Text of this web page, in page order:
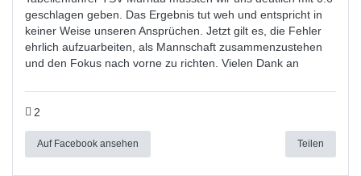
geschlagen geben. Das Ergebnis tut weh und entspricht in
keiner Weise unseren Ansprüchen. Jetzt gilt es, die Fehler
ehrlich aufzuarbeiten, als Mannschaft zusammenzustehen
und den Fokus nach vorne zu richten. Vielen Dank an
2
Auf Facebook ansehen Teilen